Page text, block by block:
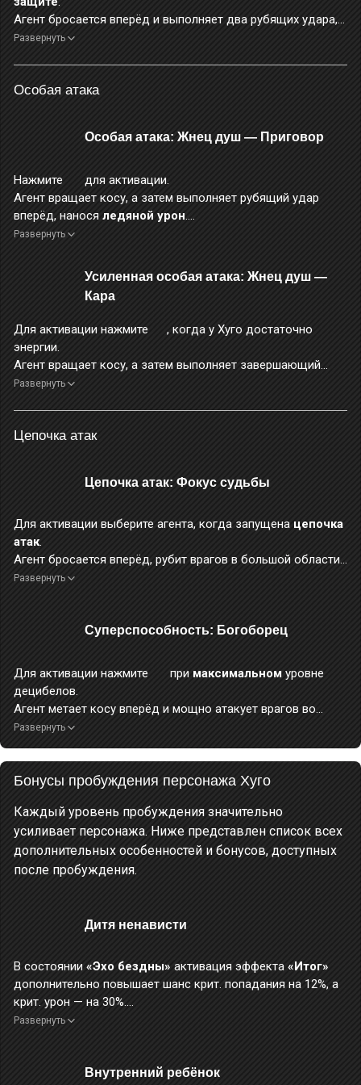
Агент бросается вперёд и выполняет два рубящих удара,
наносяледяной урон
Во время применения этого навыка персонаж неуязвим.
Развернуть
Особая атака
Особая атака: Жнец душ — Приговор
Нажмите
для активации.
Агент вращает косу, а затем выполняет рубящий удар
вперёд, нанося ледяной урон.
Во время использования данного навыка повышается
Развернуть
Усиленная особая атака: Жнец душ —
Кара
Для активации нажмите
, когда у Хуго достаточно
энергии.
Агент вращает косу, а затем выполняет завершающий
удар, нанося огромный
выполнить 4-й этап
Развернуть
Цепочка атак
Цепочка атак: Фокус судьбы
Для активации выберите агента, когда запущена цепочка
атак.
Агент бросается вперёд, рубит врагов в большой области
перед собой, а затем выполняет дальнобойный выстрел,
заряженным.
Развернуть
Суперспособность: Богоборец
Для активации нажмите при максимальномуровне
децибелов.
Агент метает косу вперёд и мощно атакует врагов во
вращении, а затем выполняет завершающий удар, нанося
Этот навык не считается тяжёлым ударом.
После применения этого навыка можно сразу же
Во время применения этого навыка персонаж неуязвим.
Развернуть
Бонусы пробуждения персонажа Хуго
Каждый уровень пробуждения значительно
усиливает персонажа. Ниже представлен список всех
дополнительных особенностей и бонусов, доступных
после пробуждения.
Дитя ненависти
В состоянии «Эхо бездны» активация эффекта «Итог»
дополнительно повышает шанс крит. попадания на 12%, а
крит. урон — на 30%.
глубоко в твоём сердце есть искра, готовая разжечь бушующее
Развернуть
Внутренний ребёнок